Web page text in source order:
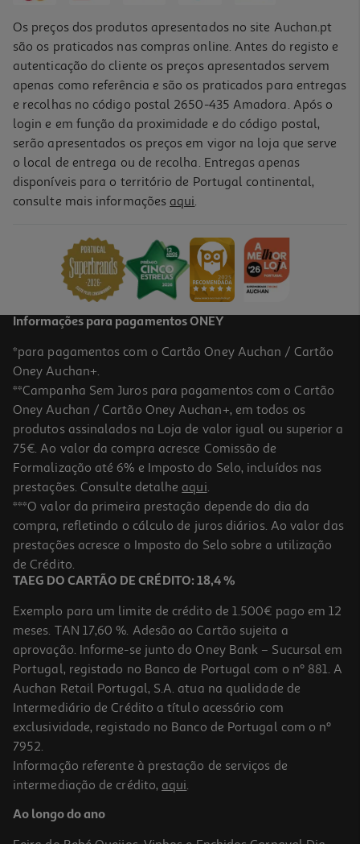
Caixa Em Vidro Quadrada Actuel Hermética 0.3l
5.0
Caixa Vidro Redonda Actuel Hermética 0.65l
3.49 €/un
3,49 €
Caixa Em Vidro Redonda Actuel Hermética Com Válvula 0.92l
5.49 €/un
Os preços dos produtos apresentados no site Auchan.pt
são os praticados nas compras online. Antes do registo e
autenticação do cliente os preços apresentados servem
apenas como referência e são os praticados para entregas
e recolhas no código postal 2650-435 Amadora. Após o
login e em função da proximidade e do código postal,
serão apresentados os preços em vigor na loja que serve
o local de entrega ou de recolha. Entregas apenas
disponíveis para o território de Portugal continental,
consulte mais informações aqui.
Informações para pagamentos ONEY
*para pagamentos com o Cartão Oney Auchan / Cartão
Oney Auchan+.
**Campanha Sem Juros para pagamentos com o Cartão
Oney Auchan / Cartão Oney Auchan+, em todos os
produtos assinalados na Loja de valor igual ou superior a
75€. Ao valor da compra acresce Comissão de
Formalização até 6% e Imposto do Selo, incluídos nas
prestações. Consulte detalhe aqui.
***O valor da primeira prestação depende do dia da
compra, refletindo o cálculo de juros diários. Ao valor das
prestações acresce o Imposto do Selo sobre a utilização
de Crédito.
TAEG DO CARTÃO DE CRÉDITO: 18,4 %
Exemplo para um limite de crédito de 1.500€ pago em 12
meses. TAN 17,60 %. Adesão ao Cartão sujeita a
aprovação. Informe-se junto do Oney Bank – Sucursal em
Portugal, registado no Banco de Portugal com o nº 881. A
Auchan Retail Portugal, S.A. atua na qualidade de
Intermediário de Crédito a título acessório com
exclusividade, registado no Banco de Portugal com o nº
7952.
Informação referente à prestação de serviços de
intermediação de crédito, aqui.
Ao longo do ano